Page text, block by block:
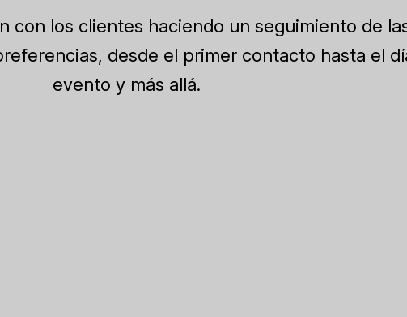
con los clientes haciendo un seguimiento de
desde el primer contacto hasta el
evento y más allá.